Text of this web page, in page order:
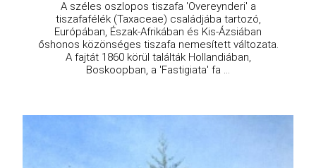
A széles oszlopos tiszafa 'Overeynderi' a
tiszafafélék (Taxaceae) családjába tartozó,
Európában, Észak-Afrikában és Kis-Ázsiában
őshonos közönséges tiszafa nemesített változata.
A fajtát 1860 körül találták Hollandiában,
Boskoopban, a 'Fastigiata' fa ...